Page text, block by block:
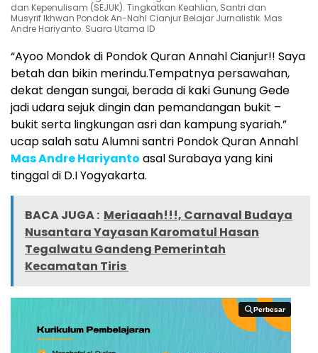
dan Kepenulisam (SEJUK). Tingkatkan Keahlian, Santri dan
Musyrif Ikhwan Pondok An-Nahl Cianjur Belajar Jurnalistik. Mas
Andre Hariyanto. Suara Utama ID
“Ayoo Mondok di Pondok Quran Annahl Cianjur!! Saya
betah dan bikin merindu.Tempatnya persawahan,
dekat dengan sungai, berada di kaki Gunung Gede
jadi udara sejuk dingin dan pemandangan bukit –
bukit serta lingkungan asri dan kampung syariah.”
ucap salah satu Alumni santri Pondok Quran Annahl
Mas Andre Hariyanto asal Surabaya yang kini
tinggal di D.I Yogyakarta.
BACA JUGA : Meriaaah!!!, Carnaval Budaya
Nusantara Yayasan Karomatul Hasan
Tegalwatu Gandeng Pemerintah
Kecamatan Tiris
Perbesar
Perbesar